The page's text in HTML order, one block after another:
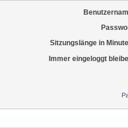
Sitzungslänge in
Immer eingeloggt